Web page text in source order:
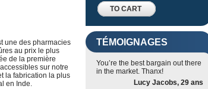
une des pharmacies
au prix le plus
de la première
sur notre
la fabrication la plus
en Inde.
TO CART
TÉMOIGNAGES
You’re the best bargain out there
in the market. Thanx!
Lucy Jacobs, 29 ans